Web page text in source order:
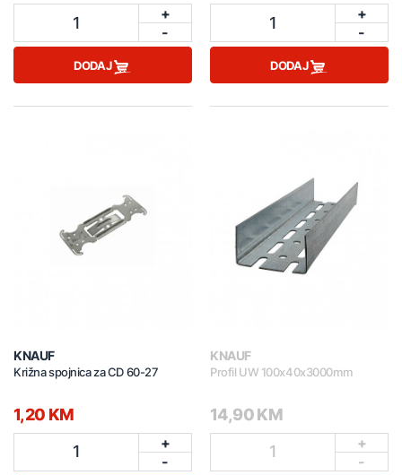
1
+
-
DODAJ
1
+
-
DODAJ
KNAUF
Križna spojnica za CD 60-27
1,20 KM
1
+
-
KNAUF
Profil UW 100x40x3000mm
14,90 KM
1
+
-